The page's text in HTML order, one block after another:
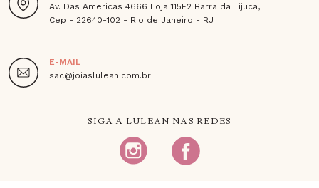
Av. Das Americas 4666 Loja 115E2 Barra da Tijuca,
Cep - 22640-102 - Rio de Janeiro - RJ
E-MAIL
sac@joiaslulean.com.br
SIGA A LULEAN NAS REDES